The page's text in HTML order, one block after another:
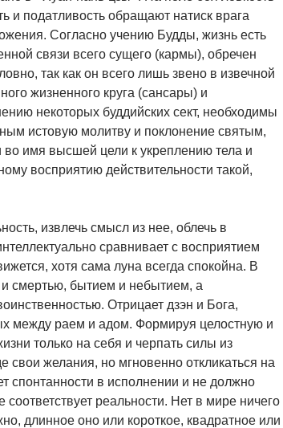
и податливость обращают натиск врага
Согласно учению Будды, жизнь есть
связи всего сущего (кармы), обречен
так как он всего лишь звено в извечной
жизненного круга (сансары) и
некоторых буддийских сект, необходимы
истовую молитву и поклонение святым,
имя высшей цели к укреплению тела и
восприятию действительности такой,
извлечь смысл из нее, облечь в
сравнивает с восприятием
хотя сама луна всегда спокойна. В
смертью, бытием и небытием, а
Отрицает дзэн и Бога,
между раем и адом. Формируя целостную и
только на себя и черпать силы из
свои желания, но мгновенно откликаться на
спонтанности в исполнении и не должно
реальности. Нет в мире ничего
длинное оно или короткое, квадратное или